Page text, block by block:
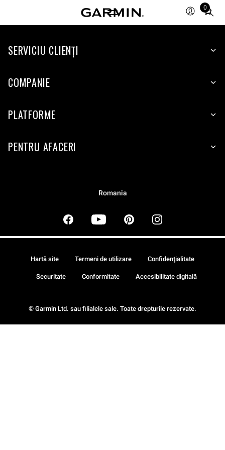
0
Total
items
cart:
SERVICIU CLIENŢI
COMPANIE
PLATFORME
PENTRU AFACERI
Romania
© Garmin Ltd. sau filialele sale. Toate drepturile rezervate.
Hartă site Termeni de utilizare Confidenţialitate
Securitate Conformitate Accesibilitate digitală